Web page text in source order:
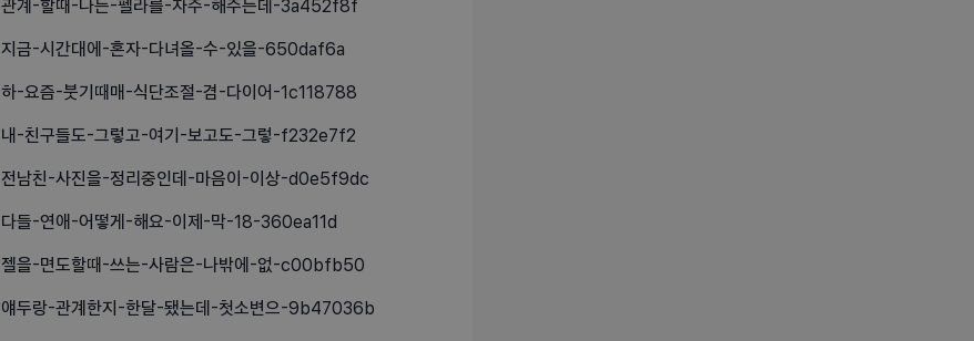
관계-할때-나는-펠라를-자주-해주는데-3a452f8f
지금-시간대에-혼자-다녀올-수-있을-650daf6a
하-요즘-붓기때매-식단조절-겸-다이어-1c118788
내-친구들도-그렇고-여기-보고도-그렇-f232e7f2
전남친-사진을-정리중인데-마음이-이상-d0e5f9dc
다들-연애-어떻게-해요-이제-막-18-360ea11d
젤을-면도할때-쓰는-사람은-나밖에-없-c00bfb50
얘두랑-관계한지-한달-됐는데-첫소변으-9b47036b